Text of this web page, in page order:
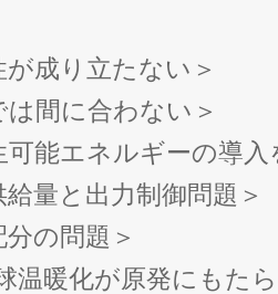
り立たない＞
に合わない＞
エネルギーの導入
出力制御問題＞
問題＞
化が原発にもたら